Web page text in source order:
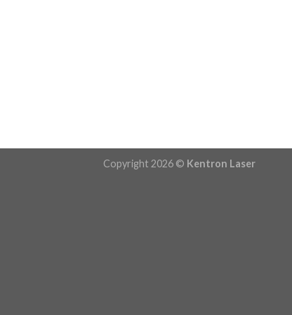
Copyright 2026 © Kentron Laser